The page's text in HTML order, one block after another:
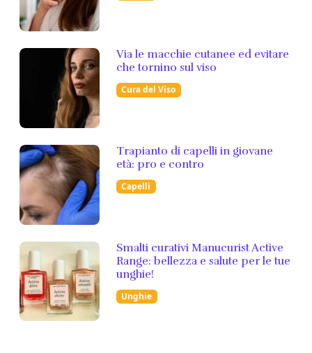
Via le macchie cutanee ed evitare
che tornino sul viso
Cura del Viso
Trapianto di capelli in giovane
età: pro e contro
Capelli
Smalti curativi Manucurist Active
Range: bellezza e salute per le tue
unghie!
Unghie